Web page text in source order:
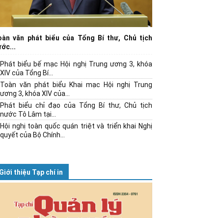
văn phát biểu của Tổng Bí thư, Chủ tịch
Phát biểu bế mạc Hội nghị Trung ương 3, khóa
XIV của Tổng Bí...
Toàn văn phát biểu Khai mạc Hội nghị Trung
ương 3, khóa XIV của...
Phát biểu chỉ đạo của Tổng Bí thư, Chủ tịch
nước Tô Lâm tại...
Hội nghị toàn quốc quán triệt và triển khai Nghị
quyết của Bộ Chính...
Giới thiệu Tạp chí in